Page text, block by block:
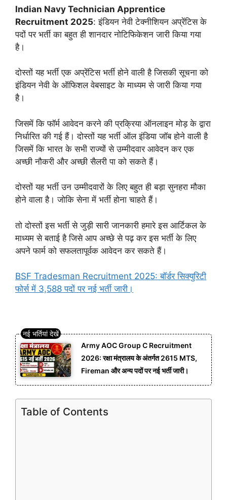
Indian Navy Technician Apprentice
Recruitment 2025: इंडियन नेवी टेक्नीशियन अप्रेंटिस के
पदों पर भर्ती का बहुत ही शानदार नोटिफिकेशन जारी किया गया
है।
दोस्तों यह भर्ती एक अप्रेंटिस भर्ती होने वाली है जिसकी सूचना को
इंडियन नेवी के ऑफिशल वेबसाइट के माध्यम से जारी किया गया
है।
जिसमें कि फॉर्म आवेदन करने की प्रक्रिया ऑनलाइन मोड़ के द्वारा
निर्धारित की गई हैं। दोस्तों यह भर्ती ऑल इंडिया जॉब होने वाली है
जिसमें कि भारत के सभी राज्यों से उम्मीदवार आवेदन कर एक
अच्छी नौकरी और अच्छी सैलरी पा को सकते हैं।
दोस्तों यह भर्ती उन उम्मीदवारों के लिए बहुत ही बड़ा सुनहरा मौका
होने वाला है। जोकि सेना में भर्ती होना चाहते हैं।
तो दोस्तों इस भर्ती से जुड़ी सारी जानकारी हमारे इस आर्टिकल के
माध्यम से बताई है जिसे आप अच्छे से पढ़ कर इस भर्ती के लिए
अपने फार्म को सफलतापूर्वक आवेदन कर सकते हैं।
BSF Tradesman Recruitment 2025: बॉर्डर सिक्युरिटी
फोर्स में 3,588 पदों पर नई भर्ती जारी।
Army AOC Group C Recruitment
2026: रक्षा मंत्रालय के अंतर्गत 2615 MTS,
Fireman और अन्य पदों पर नई भर्ती जारी।
Table of Contents